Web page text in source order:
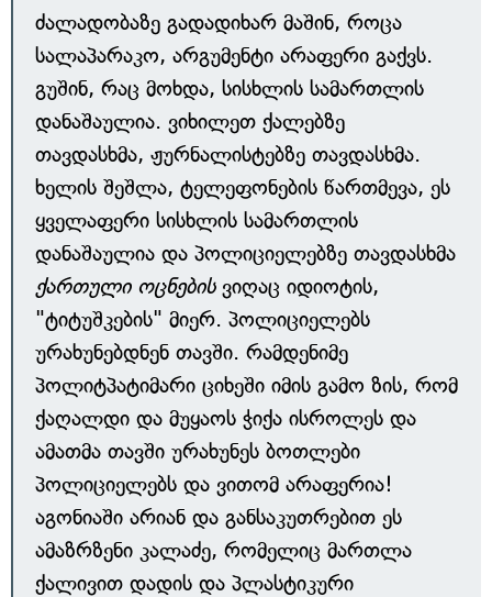
ძალადობაზე გადადიხარ მაშინ, როცა
სალაპარაკო, არგუმენტი არაფერი გაქვს.
გუშინ, რაც მოხდა, სისხლის სამართლის
დანაშაულია. ვიხილეთ ქალებზე
თავდასხმა, ჟურნალისტებზე თავდასხმა.
ხელის შეშლა, ტელეფონების წართმევა, ეს
ყველაფერი სისხლის სამართლის
დანაშაულია და პოლიციელებზე თავდასხმა
ქართული ოცნებისვიღაც იდიოტის,
"ტიტუშკების" მიერ. პოლიციელებს
ურახუნებდნენ თავში. რამდენიმე
პოლიტპატიმარი ციხეში იმის გამო ზის, რომ
ქაღალდი და მუყაოს ჭიქა ისროლეს და
ამათმა თავში ურახუნეს ბოთლები
პოლიციელებს და ვითომ არაფერია!
აგონიაში არიან და განსაკუთრებით ეს
ამაზრზენი კალაძე, რომელიც მართლა
ქალივით დადის და პლასტიკური